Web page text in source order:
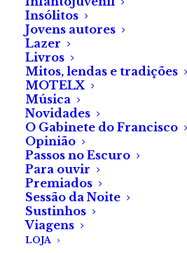
Insólitos
Jovens autores
Lazer
Livros
Mitos, lendas e tradições
MOTELX
Música
Novidades
O Gabinete do Francisco
Opinião
Passos no Escuro
Para ouvir
Premiados
Sessão da Noite
Sustinhos
Viagens
LOJA
Terror
-
Via
do
medo
(Uma
sessão)
Share
DESCRIÇÃO
Vale de oferta da Fábrica do
(Uma sessão)